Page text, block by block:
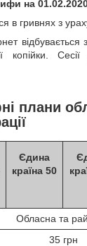
на
в гривнях з
копійки.
плани
Єдина
країна 50
Обласна та
35 грн